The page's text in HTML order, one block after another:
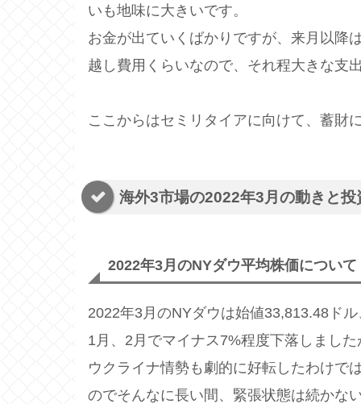
いも地味に大きいです。
お金が出ていくばかりですが、来月以降
越し費用くらいなので、それ程大きな支
ここからはセミリタイアに向けて、蓄財
海外3市場の2022年3月の動きと投
2022年3月のNYダウ平均株価について
2022年3月のNYダウは始値33,813.48ド
1月、2月でマイナス7%程度下落しまし
ウクライナ情勢も劇的に好転したわけで
のでそんなに長い間、緊張状態は続かな